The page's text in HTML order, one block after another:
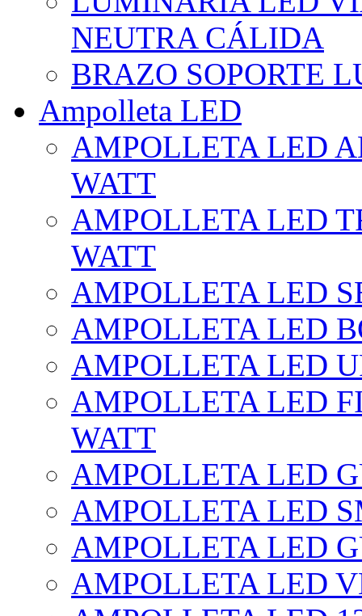
NEUTRA CÁLIDA
BRAZO SOPORTE
Ampolleta LED
AMPOLLETA LED
WATT
AMPOLLETA LED
WATT
AMPOLLETA LED
AMPOLLETA LED
AMPOLLETA LED
AMPOLLETA LED
WATT
AMPOLLETA LED
AMPOLLETA LED
AMPOLLETA LED
AMPOLLETA LED